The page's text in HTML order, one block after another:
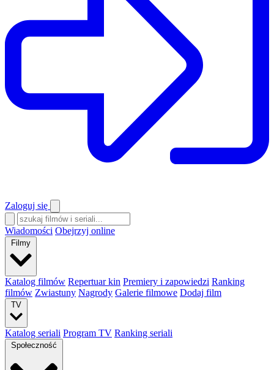
Zaloguj się
Wiadomości Obejrzyj online
Filmy
Katalog filmów Repertuar kin Premiery i zapowiedzi Ranking
filmów Zwiastuny Nagrody Galerie filmowe Dodaj film
TV
Katalog seriali Program TV Ranking seriali
Społeczność